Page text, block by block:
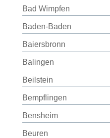
Bad Wimpfen
Baden-Baden
Baiersbronn
Balingen
Beilstein
Bempflingen
Bensheim
Beuren